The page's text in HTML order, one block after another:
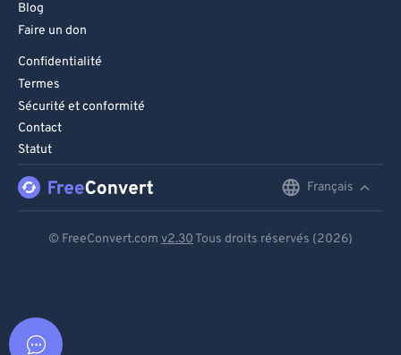
Blog
Faire un don
Confidentialité
Termes
Sécurité et conformité
Contact
Statut
Français
© FreeConvert.com v2.30 Tous droits réservés (2026)